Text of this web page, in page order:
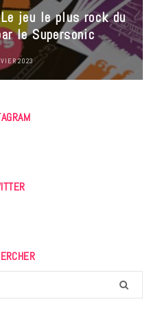
jeu le plus rock du
le Supersonic
2023